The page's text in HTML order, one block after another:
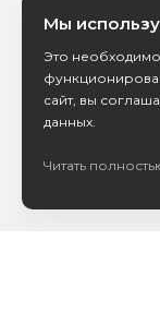
Мы
Это
сайт, вы
данных.
Читать